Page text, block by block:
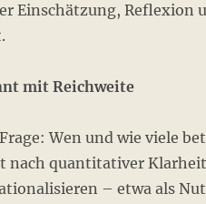
Einschätzung, Reflexion
mit Reichweite
Wen und wie viele
nach quantitativer
– etwa als